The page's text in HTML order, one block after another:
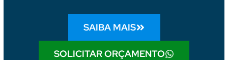
SAIBA MAIS
SOLICITAR ORÇAMENTO